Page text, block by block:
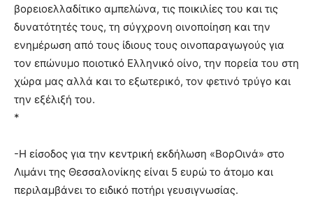
βορειοελλαδίτικο αμπελώνα, τις ποικιλίες του και τις
δυνατότητές τους, τη σύγχρονη οινοποίηση και την
ενημέρωση από τους ίδιους τους οινοπαραγωγούς για
τον επώνυμο ποιοτικό Ελληνικό οίνο, την πορεία του στη
χώρα μας αλλά και το εξωτερικό, τον φετινό τρύγο και
την εξέλιξή του.
*
-Η είσοδος για την κεντρική εκδήλωση «ΒορΟινά» στο
Λιμάνι της Θεσσαλονίκης είναι 5 ευρώ το άτομο και
περιλαμβάνει το ειδικό ποτήρι γευσιγνωσίας.